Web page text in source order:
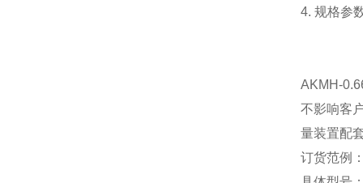
4. 规格参
AKMH-
不影响客
量装置配
订货范例